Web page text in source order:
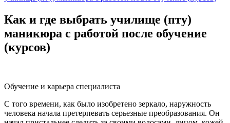
Как и где выбрать училище (пту)
маникюра с работой после обучение
(курсов)
Обучение и карьера специалиста
С того времени, как было изобретено зеркало, наружность
человека начала претерпевать серьезные преобразования. Он